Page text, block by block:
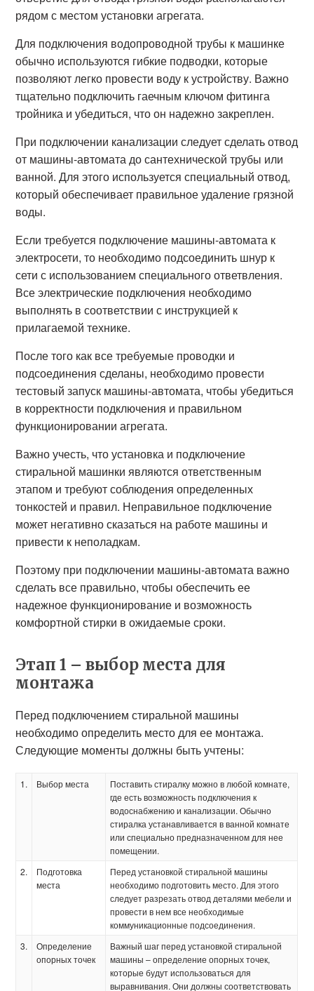
рядом с местом установки агрегата.
Для подключения водопроводной трубы к машинке
обычно используются гибкие подводки, которые
позволяют легко провести воду к устройству. Важно
тщательно подключить гаечным ключом фитинга
тройника и убедиться, что он надежно закреплен.
При подключении канализации следует сделать отвод
от машины-автомата до сантехнической трубы или
ванной. Для этого используется специальный отвод,
который обеспечивает правильное удаление грязной
воды.
Если требуется подключение машины-автомата к
электросети, то необходимо подсоединить шнур к
сети с использованием специального ответвления.
Все электрические подключения необходимо
выполнять в соответствии с инструкцией к
прилагаемой технике.
После того как все требуемые проводки и
подсоединения сделаны, необходимо провести
тестовый запуск машины-автомата, чтобы убедиться
в корректности подключения и правильном
функционировании агрегата.
Важно учесть, что установка и подключение
стиральной машинки являются ответственным
этапом и требуют соблюдения определенных
тонкостей и правил. Неправильное подключение
может негативно сказаться на работе машины и
привести к неполадкам.
Поэтому при подключении машины-автомата важно
сделать все правильно, чтобы обеспечить ее
надежное функционирование и возможность
комфортной стирки в ожидаемые сроки.
Этап 1 – выбор места для
монтажа
Перед подключением стиральной машины
необходимо определить место для ее монтажа.
Следующие моменты должны быть учтены:
1. Выбор места
Поставить стиралку можно в любой комнате,
где есть возможность подключения к
водоснабжению и канализации. Обычно
стиралка устанавливается в ванной комнате
или специально предназначенном для нее
помещении.
2.
Подготовка
места
Перед установкой стиральной машины
необходимо подготовить место. Для этого
следует разрезать отвод деталями мебели и
провести в нем все необходимые
коммуникационные подсоединения.
3.
Определение
опорных точек
Важный шаг перед установкой стиральной
машины – определение опорных точек,
которые будут использоваться для
выравнивания. Они должны соответствовать